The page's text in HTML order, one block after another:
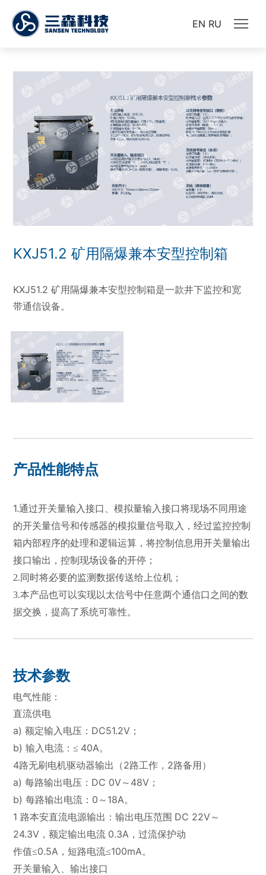
KXJ51.2 矿用隔爆兼本安型控制箱
KXJ51.2 矿用隔爆兼本安型控制箱是一款井下监控和宽
带通信设备。
产品性能特点
1.通过开关量输入接口、模拟量输入接口将现场不同用途
的开关量信号和传感器的模拟量信号取入，经过监控控制
箱内部程序的处理和逻辑运算，将控制信息用开关量输出
接口输出，控制现场设备的开停；
2.同时将必要的监测数据传送给上位机；
3.本产品也可以实现以太信号中任意两个通信口之间的数
据交换，提高了系统可靠性。
技术参数
电气性能：
直流供电
a) 额定输入电压：DC51.2V ；
b)输入电流：≤ 40A。
4路无刷电机驱动器输出（2路工作，2路备用）
a) 每路输出电压：DC 0V～48V ；
b) 每路输出电流：0～18A。
1 路本安直流电源输出：输出电压范围 DC 22V～
24.3V ，额定输出电流 0.3A ，过流保护动
作值≤0.5A ，短路电流≤100mA。
开关量输入、输出接口
EN RU